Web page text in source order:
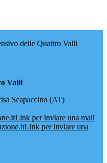
delle Quattro Valli
Valli
Scapaccino (AT)
Link per inviare una mail
Link per inviare una